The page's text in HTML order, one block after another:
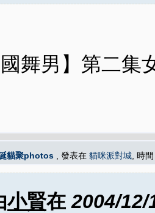
舞男】第二集
貓聚photos , 發表在 貓咪派對城 , 時
小賢在2004/